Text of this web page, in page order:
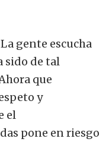
La gente escucha
sido de tal
que
y
el
pone en riesgo